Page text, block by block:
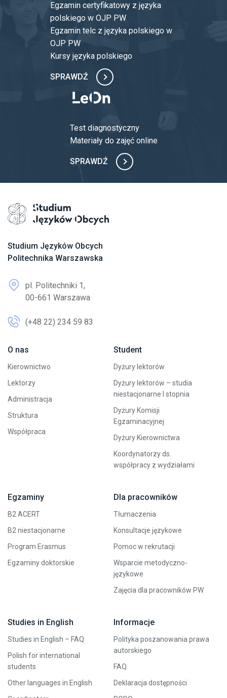
Egzamin certyfikatowy z języka
polskiego w OJP PW
Egzamin telc z języka polskiego w
OJP PW
Kursy języka polskiego
SPRAWDŹ
Test diagnostyczny
Materiały do zajęć online
SPRAWDŹ
Studium Języków Obcych
Politechnika Warszawska
pl. Politechniki 1,
00-661 Warszawa
(+48 22) 234 59 83
O nas
Kierownictwo
Lektorzy
Administracja
Struktura
Współpraca
Student
Dyżury lektorów
Dyżury lektorów – studia
niestacjonarne I stopnia
Dyżury Komisji
Egzaminacyjnej
Dyżury Kierownictwa
Koordynatorzy ds.
współpracy z wydziałami
Egzaminy
B2 ACERT
B2 niestacjonarne
Program Erasmus
Egzaminy doktorskie
Dla pracowników
Tłumaczenia
Konsultacje językowe
Pomoc w rekrutacji
Wsparcie metodyczno-
językowe
Zajęcia dla pracowników PW
Studies in English
Studies in English – FAQ
Polish for international
students
Other languages in English
Informacje
Polityka poszanowania prawa
autorskiego
FAQ
Deklaracja dostępności